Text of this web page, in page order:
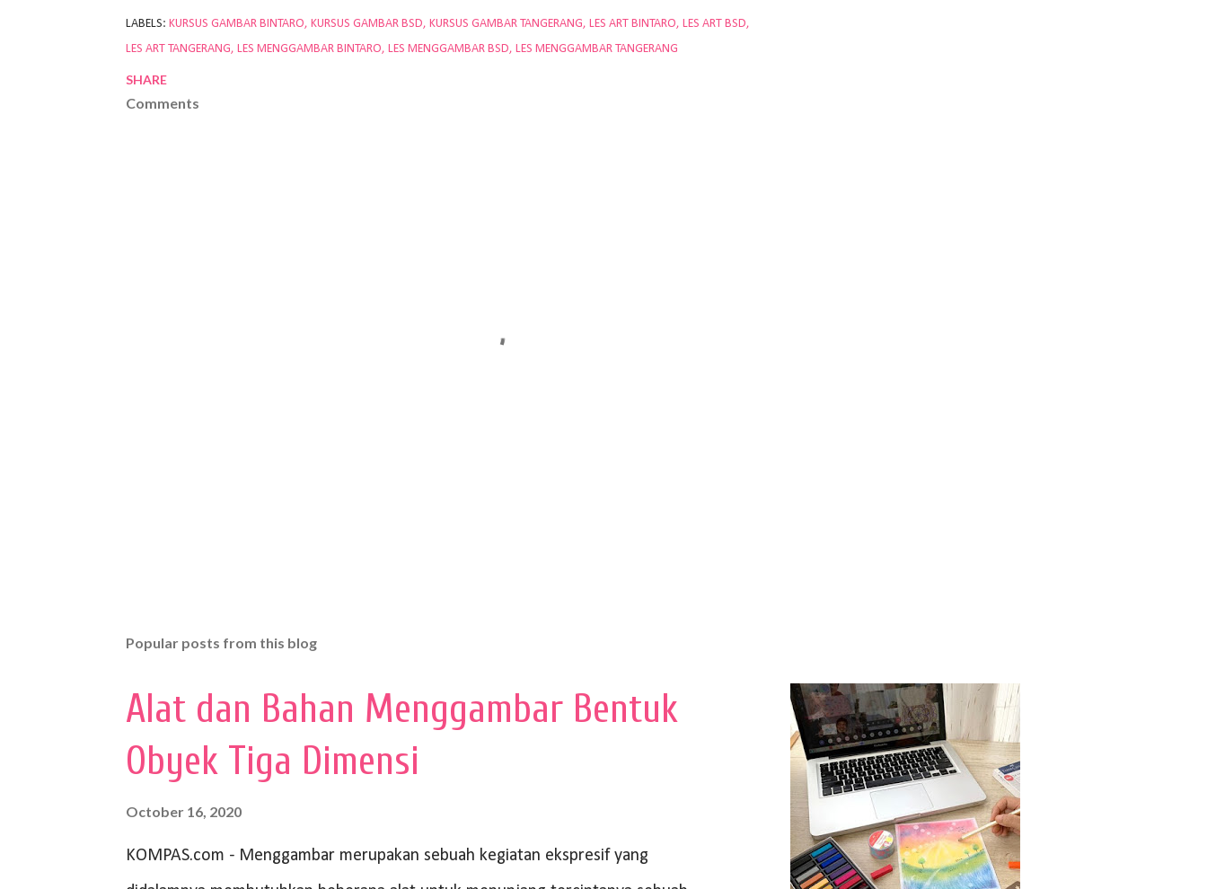
LABELS: KURSUS GAMBAR BINTARO KURSUS GAMBAR BSD KURSUS GAMBAR TANGERANG LES ART BINTARO LES ART BSD
LES ART TANGERANG LES MENGGAMBAR BINTARO LES MENGGAMBAR BSD LES MENGGAMBAR TANGERANG
SHARE
Comments
Popular posts from this blog
Alat dan Bahan Menggambar Bentuk
Obyek Tiga Dimensi
October 16, 2020
KOMPAS.com - Menggambar merupakan sebuah kegiatan ekspresif yang